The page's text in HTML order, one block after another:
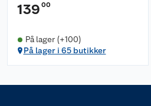
139 00
På lager (+100)
På lager i 65 butikker